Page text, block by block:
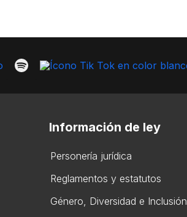
Información de ley
Personería jurídica
Reglamentos y estatutos
Gén​ero, Diversidad ​e Inclusión